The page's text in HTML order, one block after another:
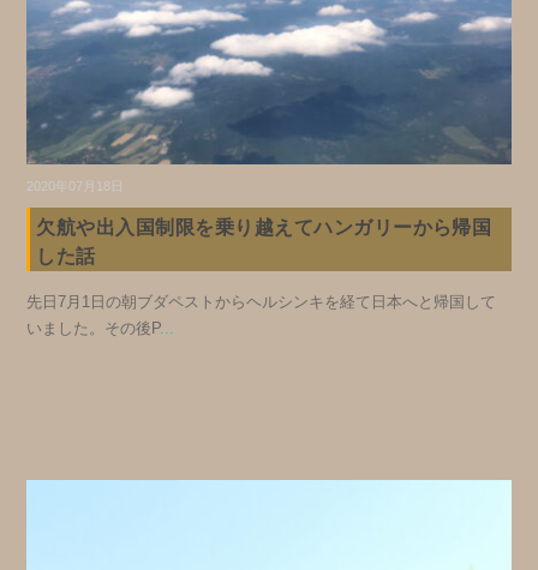
2020年07月18日
欠航や出入国制限を乗り越えてハンガリーから帰国
した話
先日7月1日の朝ブダペストからヘルシンキを経て日本へと帰国して
いました。その後P...